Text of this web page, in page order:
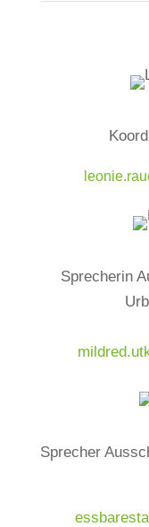
Sprecherin
Sprecher